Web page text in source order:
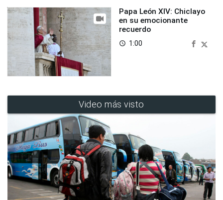
Papa León XIV: Chiclayo
en su emocionante
recuerdo
access_time 1:00
Video más visto